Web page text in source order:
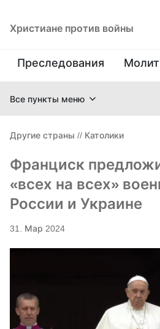
Христиане против войны
Преследования
Все пункты меню
Другие страны // Католики
Франциск
«всех на всех»
России и Украине
31. Мар 2024